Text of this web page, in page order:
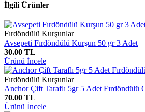
İlgili Ürünler
Fırdöndülü Kurşunlar
Avsepeti Fırdöndülü Kurşun 50 gr 3 Adet
30.00 TL
Ürünü İncele
Fırdöndülü Kurşunlar
Anchor Çift Taraflı 5gr 5 Adet Fırdöndülü
70.00 TL
Ürünü İncele